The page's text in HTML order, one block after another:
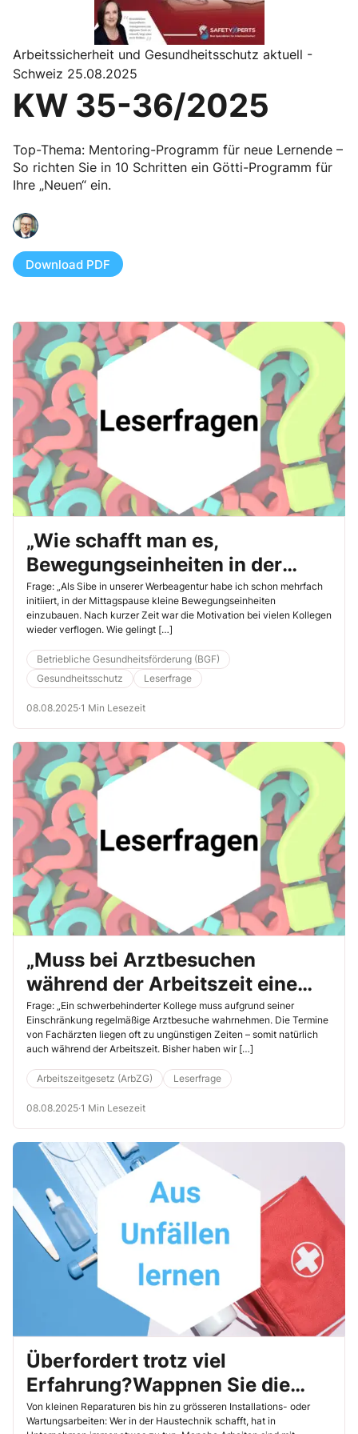
Arbeitssicherheit und Gesundheitsschutz aktuell -
Schweiz 25.08.2025
KW 35-36/2025
Top-Thema: Mentoring-Programm für neue Lernende –
So richten Sie in 10 Schritten ein Götti-Programm für
Ihre „Neuen“ ein.
Download PDF
„Wie schafft man es,
Bewegungseinheiten in der
Mittagspause dauerhaft
beizubehalten?“
Frage: „Als Sibe in unserer Werbeagentur habe ich schon mehrfach
initiiert, in der Mittagspause kleine Bewegungseinheiten
einzubauen. Nach kurzer Zeit war die Motivation bei vielen Kollegen
wieder verflogen. Wie gelingt […]
Betriebliche Gesundheitsförderung (BGF)
Gesundheitsschutz
Leserfrage
08.08.2025·1 Min Lesezeit
„Muss bei Arztbesuchen
während der Arbeitszeit eine
lange Fahrzeit angerechnet
werden?“
Frage: „Ein schwerbehinderter Kollege muss aufgrund seiner
Einschränkung regelmäßige Arztbesuche wahrnehmen. Die Termine
von Fachärzten liegen oft zu ungünstigen Zeiten – somit natürlich
auch während der Arbeitszeit. Bisher haben wir […]
Arbeitszeitgesetz (ArbZG) Leserfrage
08.08.2025·1 Min Lesezeit
Überfordert trotz viel
Erfahrung?Wappnen Sie die
Haustechnik-Equipe für
Von kleinen Reparaturen bis hin zu grösseren Installations- oder
Wartungsarbeiten: Wer in der Haustechnik schafft, hat in